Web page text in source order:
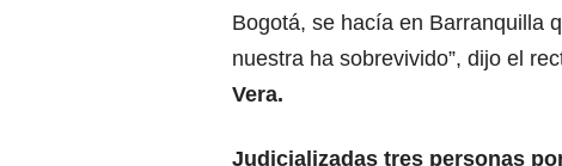
Bogotá, se hacía en Barranquilla
nuestra ha sobrevivido”, dijo el
Vera.
Judicializadas tres personas